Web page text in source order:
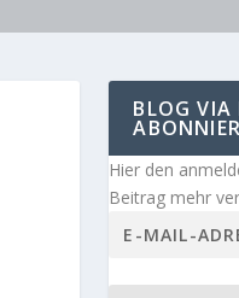
BLOG VIA
Hier den
Beitrag mehr